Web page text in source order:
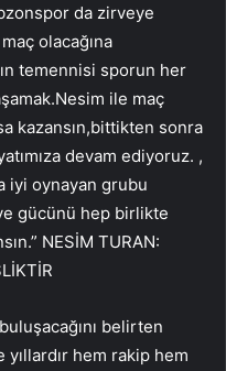
da zirveye
olacağına
temennisi sporun her
ile maç
kazansın,bittikten sonra
devam ediyoruz. ,
iyi oynayan grubu
gücünü hep birlikte
NESİM TURAN:
belirten
hem rakip hem